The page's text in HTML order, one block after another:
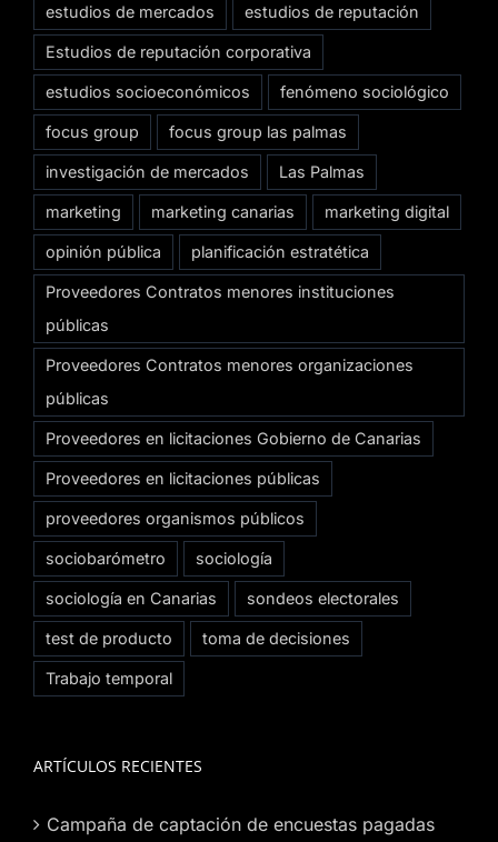
estudios de mercados estudios de reputación
Estudios de reputación corporativa
estudios socioeconómicos fenómeno sociológico
focus group focus group las palmas
investigación de mercados Las Palmas
marketing marketing canarias marketing digital
opinión pública planificación estratética
Proveedores Contratos menores instituciones
públicas
Proveedores Contratos menores organizaciones
públicas
Proveedores en licitaciones Gobierno de Canarias
Proveedores en licitaciones públicas
proveedores organismos públicos
sociobarómetro sociología
sociología en Canarias sondeos electorales
test de producto toma de decisiones
Trabajo temporal
ARTÍCULOS RECIENTES
Campaña de captación de encuestas pagadas